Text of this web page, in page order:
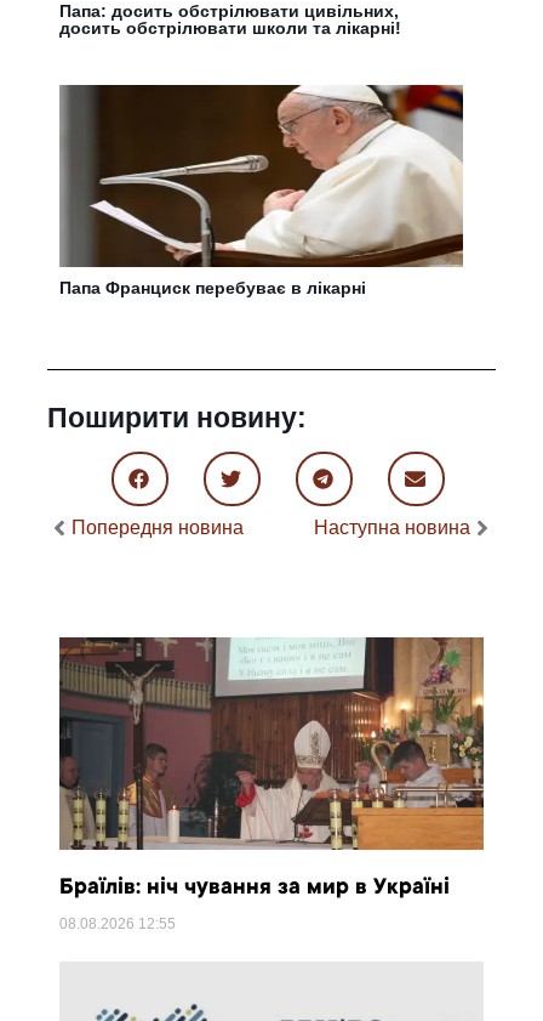
Папа: досить обстрілювати цивільних,
досить обстрілювати школи та лікарні!
Папа Франциск перебуває в лікарні
Поширити новину:
Попередня новина Наступна новина
Браїлів: ніч чування за мир в Україні
08.08.2026 12:55